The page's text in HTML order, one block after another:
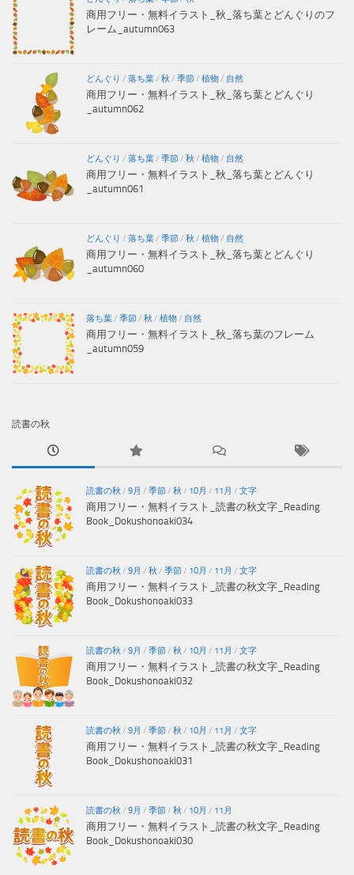
商用フリー・無料イラスト_秋_落ち葉とどんぐりのフ
レーム_autumn063
どんぐり / 落ち葉/ 秋 / 季節/ 植物/ 自然
商用フリー・無料イラスト_秋_落ち葉とどんぐり
_autumn062
どんぐり / 落ち葉/ 季節/ 秋 / 植物/ 自然
商用フリー・無料イラスト_秋_落ち葉とどんぐり
_autumn061
どんぐり / 落ち葉/ 季節/ 秋 / 植物/ 自然
商用フリー・無料イラスト_秋_落ち葉とどんぐり
_autumn060
落ち葉/ 季節/ 秋 / 植物/ 自然
商用フリー・無料イラスト_秋_落ち葉のフレーム
_autumn059
読書の秋
読書の秋 / 9月 / 季節/ 秋 / 10月 / 11月 / 文字
商用フリー・無料イラスト_読書の秋文字_Reading
Book_Dokushonoaki034
読書の秋 / 9月 / 秋 / 季節/ 10月 / 11月 / 文字
商用フリー・無料イラスト_読書の秋文字_Reading
Book_Dokushonoaki033
読書の秋 / 9月 / 季節/ 秋 / 10月 / 11月 / 文字
商用フリー・無料イラスト_読書の秋文字_Reading
Book_Dokushonoaki032
読書の秋 / 9月 / 季節/ 秋 / 10月 / 11月 / 文字
商用フリー・無料イラスト_読書の秋文字_Reading
Book_Dokushonoaki031
読書の秋 / 9月 / 季節/ 秋 / 10月 / 11月
商用フリー・無料イラスト_読書の秋文字_Reading
Book_Dokushonoaki030